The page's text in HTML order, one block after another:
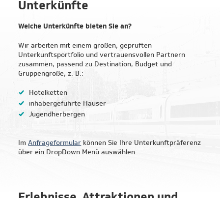
Brüssel
Den Haag
Graz
Florenz
Kopenhagen
Unterkünfte
Welche Unterkünfte bieten Sie an?
Wir arbeiten mit einem großen, geprüften
Unterkunftsportfolio und vertrauensvollen Partnern
zusammen, passend zu Destination, Budget und
Gruppengröße, z. B.:
Hotelketten
inhabergeführte Häuser
Jugendherbergen
ImAnfrageformular können Sie Ihre Unterkunftpräferenz
über ein DropDown Menü auswählen.